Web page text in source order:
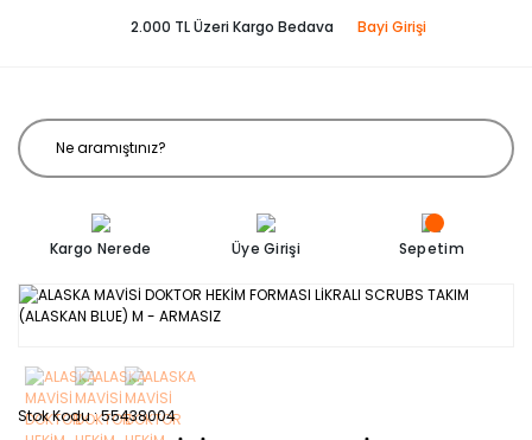
2.000 TL Üzeri Kargo Bedava Bayi Girişi
Kargo Nerede Üye Girişi Sepetim
Stok Kodu 55438004